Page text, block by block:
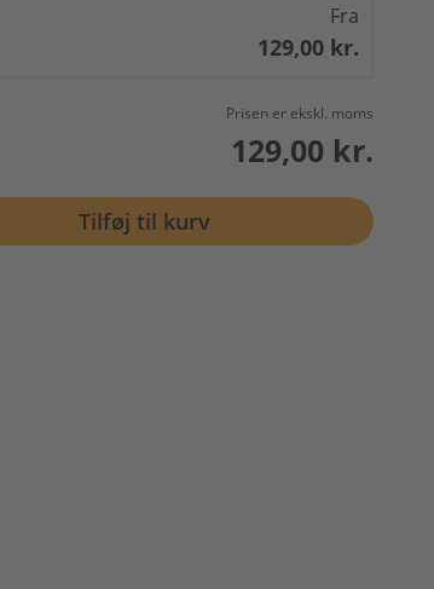
Fra
129,00 kr.
Prisen er ekskl. moms
129,00 kr.
Tilføj til kurv